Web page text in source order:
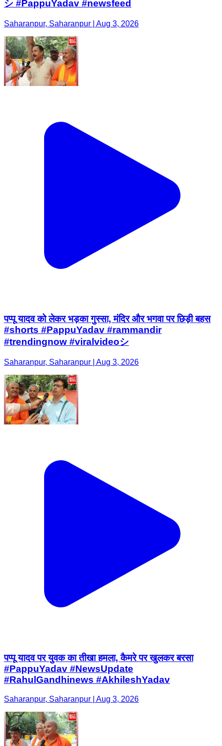
シ #PappuYadav #newsfeed
Saharanpur, Saharanpur | Aug 3, 2026
पप्पू यादव को लेकर भड़का गुस्सा, मंदिर और भगवा पर छिड़ी बहस
#shorts #PappuYadav #rammandir
#trendingnow #viralvideoシ
Saharanpur, Saharanpur | Aug 3, 2026
पप्पू यादव पर युवक का तीखा हमला, कैमरे पर खुलकर बरसा
#PappuYadav #NewsUpdate
#RahulGandhinews #AkhileshYadav
Saharanpur, Saharanpur | Aug 3, 2026